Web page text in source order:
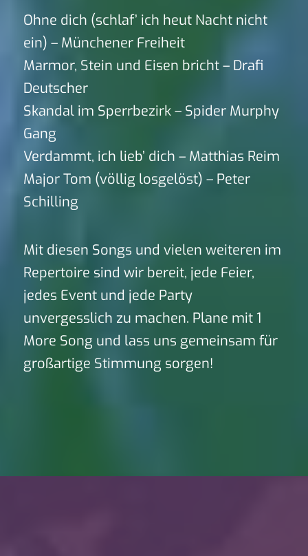
Ohne dich (schlaf’ ich heut Nacht nicht
ein) – Münchener Freiheit
Marmor, Stein und Eisen bricht – Drafi
Deutscher
Skandal im Sperrbezirk – Spider Murphy
Gang
Verdammt, ich lieb’ dich – Matthias Reim
Major Tom (völlig losgelöst) – Peter
Schilling
Mit diesen Songs und vielen weiteren im
Repertoire sind wir bereit, jede Feier,
jedes Event und jede Party
unvergesslich zu machen. Plane mit 1
More Song und lass uns gemeinsam für
großartige Stimmung sorgen!